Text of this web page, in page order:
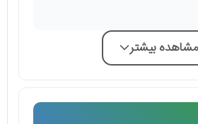
مشاهده بیشتر